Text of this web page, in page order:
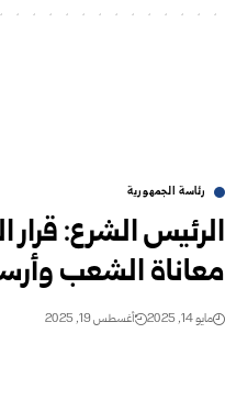
رئاسة الجمهورية
الرئيس الشرع: قرار
معاناة الشعب
مايو 14, 2025 أغسطس 19, 2025